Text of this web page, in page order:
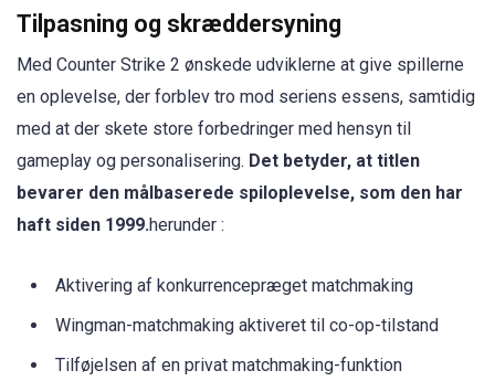
Tilpasning og skræddersyning
Med Counter Strike 2 ønskede udviklerne at give spillerne
en oplevelse, der forblev tro mod seriens essens, samtidig
med at der skete store forbedringer med hensyn til
gameplay og personalisering. Det betyder, at titlen
bevarer den målbaserede spiloplevelse, som den har
haft siden 1999.herunder :
Aktivering af konkurrencepræget matchmaking
Wingman-matchmaking aktiveret til co-op-tilstand
Tilføjelsen af en privat matchmaking-funktion